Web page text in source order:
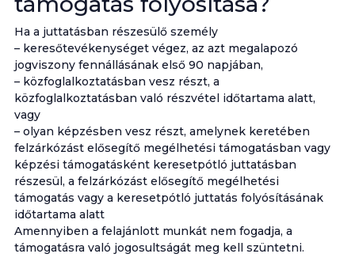
Ha a juttatásban részesülő személy
– keresőtevékenységet végez, az azt megalapozó
jogviszony fennállásának első 90 napjában,
– közfoglalkoztatásban vesz részt, a
közfoglalkoztatásban való részvétel időtartama alatt,
vagy
– olyan képzésben vesz részt, amelynek keretében
felzárkózást elősegítő megélhetési támogatásban vagy
képzési támogatásként keresetpótló juttatásban
részesül, a felzárkózást elősegítő megélhetési
támogatás vagy a keresetpótló juttatás folyósításának
időtartama alatt
Amennyiben a felajánlott munkát nem fogadja, a
támogatásra való jogosultságát meg kell szüntetni.